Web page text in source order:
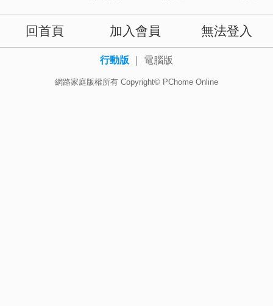
回首頁 加入會員 無法登入
行動版 電腦版
網路家庭版權所有 Copyright© PChome Online